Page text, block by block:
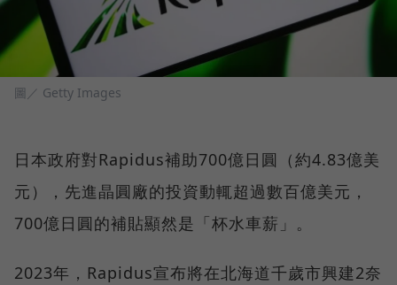
圖／ Getty Images
日本政府對Rapidus補助700億日圓（約4.83億美
元），先進晶圓廠的投資動輒超過數百億美元，
700億日圓的補貼顯然是「杯水車薪」。
2023年，Rapidus宣布將在北海道千歲市興建2奈